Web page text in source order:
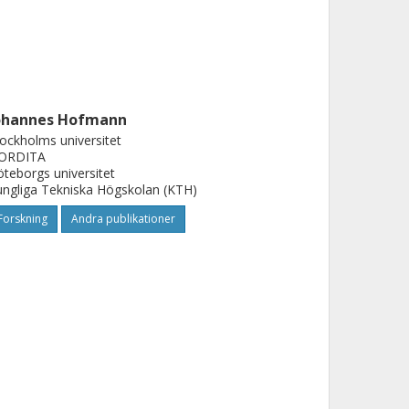
Hofmann
universitet
universitet
Tekniska Högskolan (KTH)
Andra publikationer